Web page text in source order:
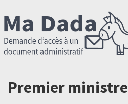
Premier ministre